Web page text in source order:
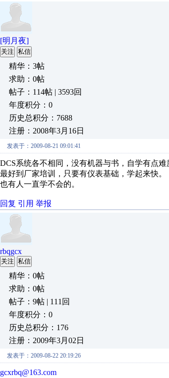
[明月夜]
关注 私信
精华：3帖
求助：0帖
帖子：114帖 | 3593回
年度积分：0
历史总积分：7688
注册：2008年3月16日
发表于：2009-08-21 09:01:41
DCS系统各不相同，没有机器与书，自学有点难
最好到厂家培训，只要有仪表基础，学起来快。
也有人一直学不会的。
回复 引用 举报
rbqgcx
关注 私信
精华：0帖
求助：0帖
帖子：9帖 | 111回
年度积分：0
历史总积分：176
注册：2009年3月02日
发表于：2009-08-22 20:19:26
gcxrbq@163.com